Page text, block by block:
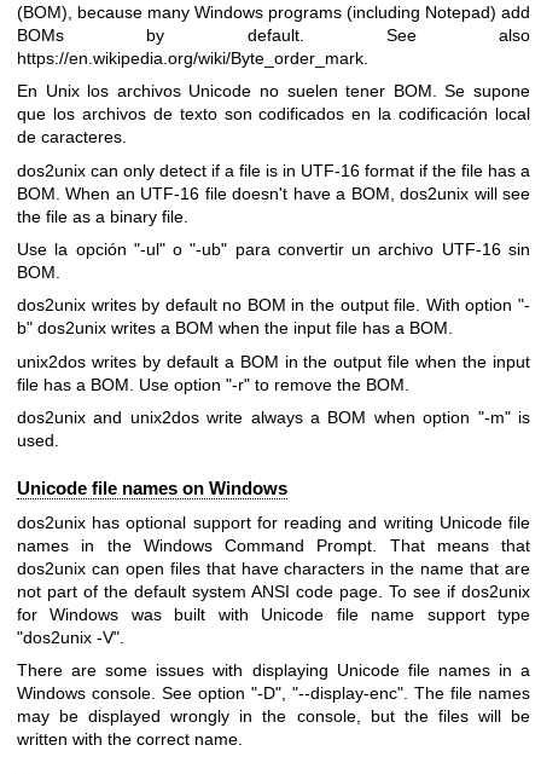
(BOM), because many Windows programs (including Notepad) add
BOMs by default. See also
https://en.wikipedia.org/wiki/Byte_order_mark
En Unix los archivos Unicode no suelen tener BOM. Se supone
que los archivos de texto son codificados en la codificación local
de caracteres.
dos2unix can only detect if a file is in UTF-16 format if the file has a
BOM. When an UTF-16 file doesn't have a BOM, dos2unix will see
the file as a binary file.
Use la opción "-ul"o"-ub" para convertir un archivo UTF-16 sin
BOM.
dos2unix writes by default no BOM in the output file. With option "-
b" dos2unix writes a BOM when the input file has a BOM.
unix2dos writes by default a BOM in the output file when the input
file has a BOM. Use option "-r" to remove the BOM.
dos2unix and unix2dos write always a BOM when option "-m"is
used.
Unicode file names on Windows
dos2unix has optional support for reading and writing Unicode file
names in the Windows Command Prompt. That means that
dos2unix can open files that have characters in the name that are
not part of the default system ANSI code page. To see if dos2unix
for Windows was built with Unicode file name support type
"dos2unix -V"
There are some issues with displaying Unicode file names in a
Windows console. See option "-D", "--display-enc". The file names
may be displayed wrongly in the console, but the files will be
written with the correct name.